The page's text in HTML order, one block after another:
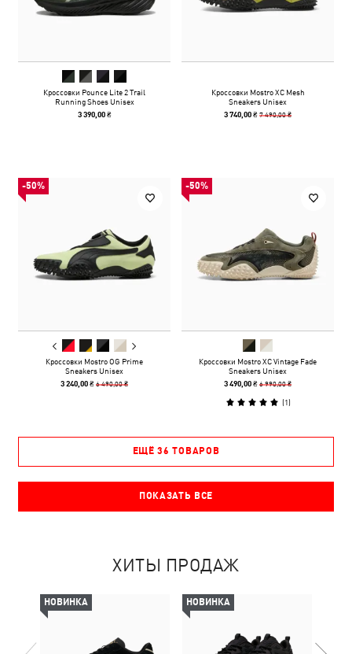
Кроссовки Pounce Lite 2 Trail
Running Shoes Unisex
3 390,00 ₴
Кроссовки Mostro XC Mesh
Sneakers Unisex
3 740,00 ₴7 490,00 ₴
-50%
Кроссовки Mostro OG Prime
Sneakers Unisex
3 240,00 ₴6 490,00 ₴
-50%
Кроссовки Mostro XC Vintage Fade
Sneakers Unisex
3 490,00 ₴6 990,00 ₴
(1)
ЕЩЁ 36 ТОВАРОВ
ПОКАЗАТЬ ВСЕ
ХИТЫ ПРОДАЖ
НОВИНКА НОВИНКА